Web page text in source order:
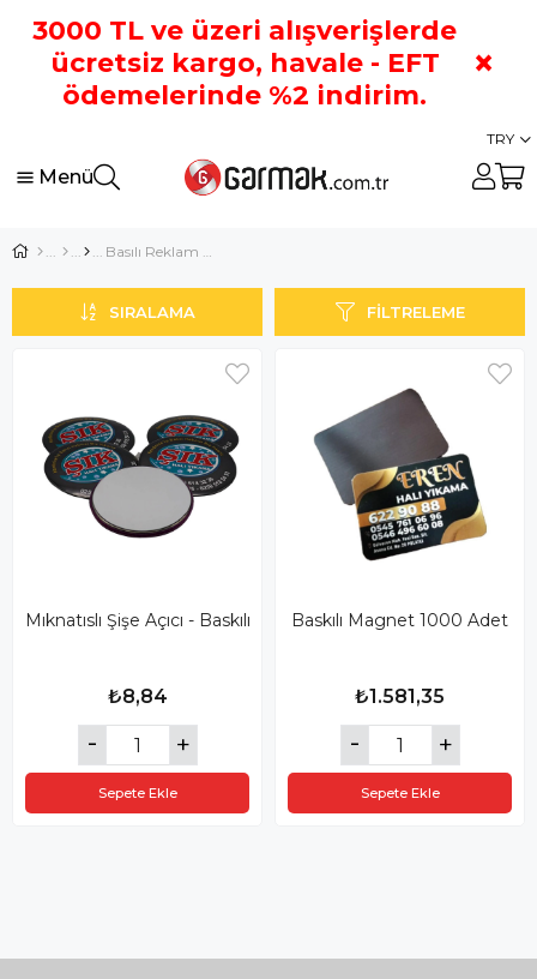
3000 TL ve üzeri alışverişlerde
ücretsiz kargo, havale - EFT
ödemelerinde %2 indirim.
×
Menü
TRY
Basılı Reklam Ürünleri
FILTRELEME
SIRALAMA
Mıknatıslı Şişe Açıcı - Baskılı
₺8,84
Sepete Ekle
Baskılı Magnet 1000 Adet
₺1.581,35
Sepete Ekle